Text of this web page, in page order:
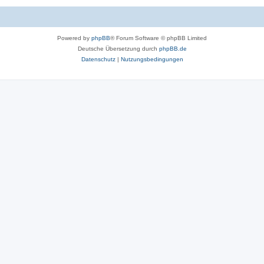
Powered by phpBB® Forum Software © phpBB Limited
Deutsche Übersetzung durch phpBB.de
Datenschutz| Nutzungsbedingungen